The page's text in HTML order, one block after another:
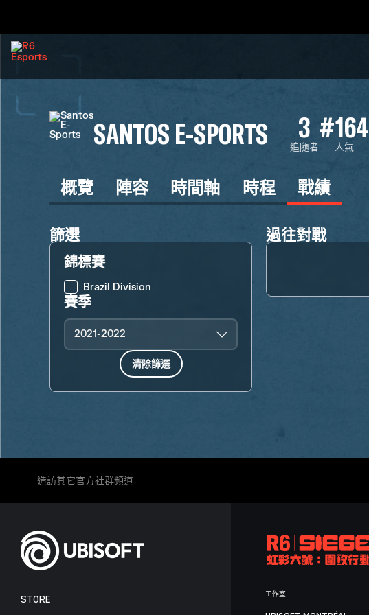
SANTOS E-SPORTS 3
追隨者
#164
人氣
概覽 陣容 時間軸 時程 戰績
篩選
錦標賽
Brazil Division
賽季
2021-2022
清除篩選
過往對戰
造訪其它官方社群頻道
STORE
工作室